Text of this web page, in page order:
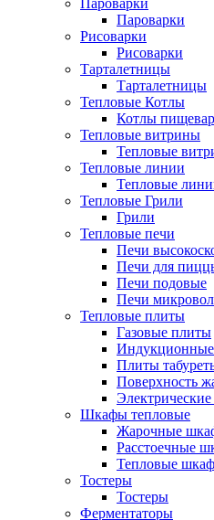
Пароварки
Пароварки
Рисоварки
Рисоварки
Тарталетницы
Тарталетницы
Тепловые Котлы
Котлы
Тепловые витрины
Тепловые
Тепловые линии
Тепловые
Тепловые Грили
Грили
Тепловые печи
Печи
Печи для
Печи подовые
Печи
Тепловые плиты
Газовые плиты
Плиты
Поверхность
Шкафы тепловые
Жарочные
Расстоечные
Тепловые
Тостеры
Тостеры
Ферментаторы